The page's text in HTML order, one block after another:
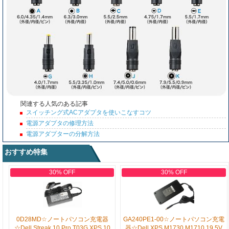
関連する人気のある記事
スイッチング式ACアダプタを使いこなすコツ
電源アダプタの修理方法
電源アダプターの分解方法
おすすめ特集
30% OFF
0D28MD☆ノートパソコン充電器
30% OFF
GA240PE1-00☆ノートパソコン充電